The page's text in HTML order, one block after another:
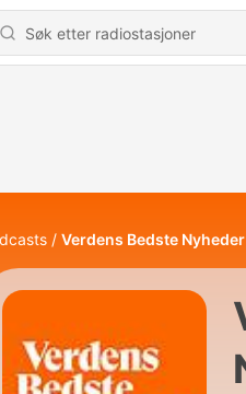
Verdens Bedste Nyheder